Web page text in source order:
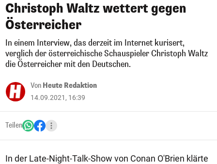
Christoph Waltz wettert gegen
Österreicher
In einem Interview, das derzeit im Internet kurisert,
verglich der österreichische Schauspieler Christoph Waltz
die Österreicher mit den Deutschen.
Von Heute Redaktion
14.09.2021, 16:39
Teilen
In der Late-Night-Talk-Show von Conan O'Brien klärte